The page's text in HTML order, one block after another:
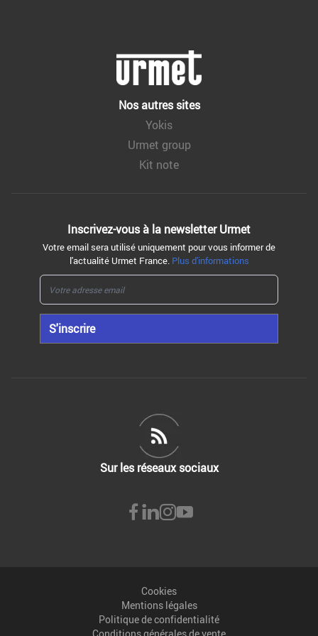
Nos autres sites
Yokis
Urmet group
Kit note
Inscrivez-vous à la newsletter Urmet
Votre email sera utilisé uniquement pour vous informer de
l'actualité Urmet France. Plus d'informations
S'inscrire
Sur les réseaux sociaux
Cookies
Mentions légales
Politique de confidentialité